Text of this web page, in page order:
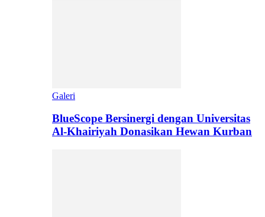
Galeri
BlueScope Bersinergi dengan Universitas
Al-Khairiyah Donasikan Hewan Kurban